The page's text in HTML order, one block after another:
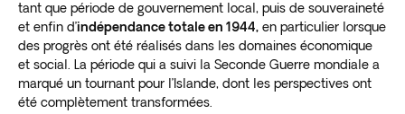
tant que période de gouvernement local, puis de souveraineté
et enfin d’indépendance totale en 1944, en particulier lorsque
des progrès ont été réalisés dans les domaines économique
et social. La période qui a suivi la Seconde Guerre mondiale a
marqué un tournant pour l’Islande, dont les perspectives ont
été complètement transformées.